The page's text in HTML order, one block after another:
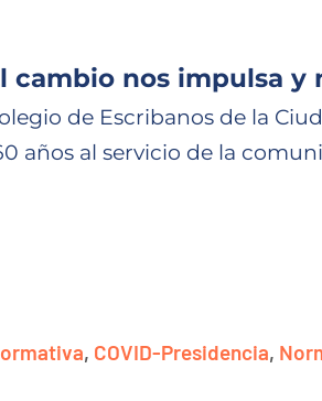
cambio nos impulsa y
de Escribanos de la
años al servicio de la
, COVID-Presidencia,